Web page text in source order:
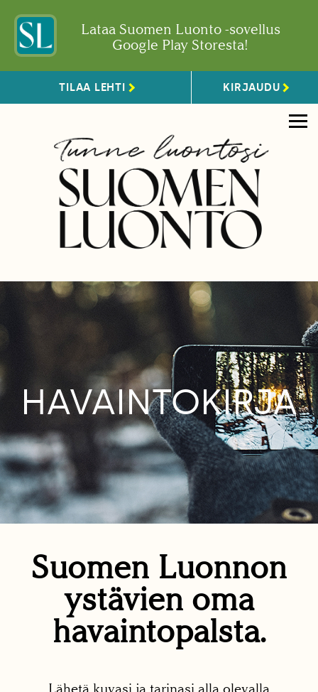
Lataa Suomen Luonto -sovellus
Google Play Storesta!
TILAA LEHTI KIRJAUDU
HAVAINTOKIRJA
Suomen Luonnon
ystävien oma
havaintopalsta.